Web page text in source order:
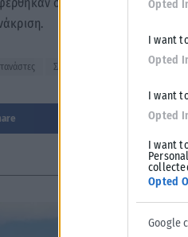
Opted
I want
Opted
I want
Opted
I want
Opted
Google
στο Α’ Λιμενικό Τμήμα
ΣΑΜΟΘΡΑΚΗ